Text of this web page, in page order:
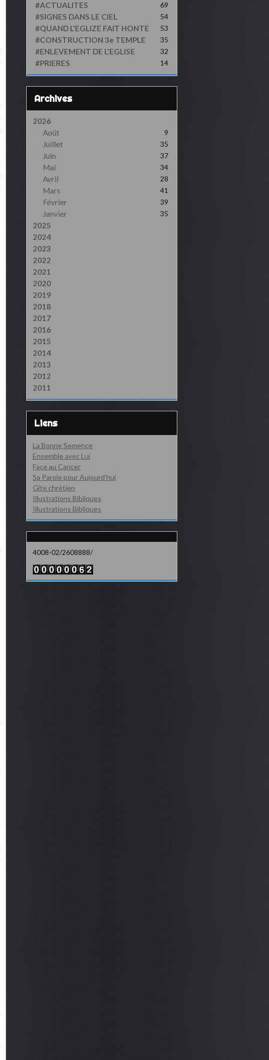
#ACTUALITES 69
#SIGNES DANS LE CIEL 54
#QUAND L'EGLIZE FAIT HONTE 53
#CONSTRUCTION 3e TEMPLE 35
#ENLEVEMENT DE L'EGLISE 32
#PRIERES 14
Archives
2026
Août
9
Juillet 35
Juin 37
Mai 34
Avril 28
Mars 41
Février 39
Janvier 35
2025
2024
2023
2022
2021
2020
2019
2018
2017
2016
2015
2014
2013
2012
2011
Liens
La Bonne Semence
Ensemble avec Lui
Face au Cancer
Sa Parole pour Aujourd'hui
Gîte chrétien
Illustrations Bibliques
Illustrations Bibliques
4008-02/2608888/